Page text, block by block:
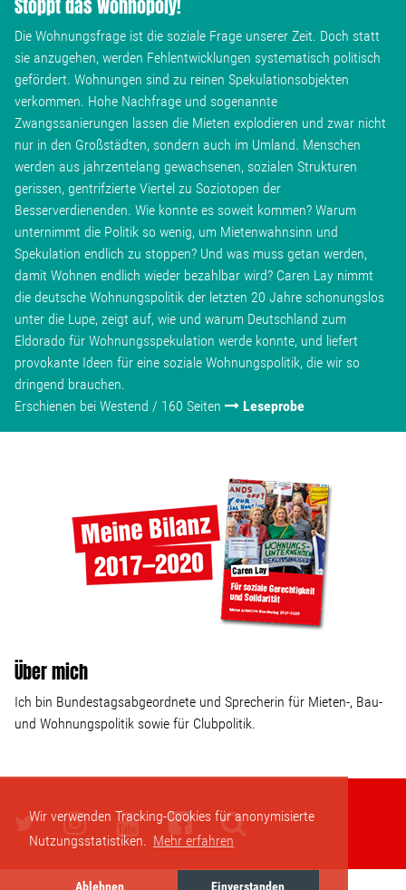
Wir verwenden Tracking-Cookies für anonymisierte
Nutzungsstatistiken. Mehr erfahren
Stoppt das Wohnopoly!
Die Wohnungsfrage ist die soziale Frage unserer Zeit. Doch statt
sie anzugehen, werden Fehlentwicklungen systematisch politisch
gefördert. Wohnungen sind zu reinen Spekulationsobjekten
verkommen. Hohe Nachfrage und sogenannte
Zwangssanierungen lassen die Mieten explodieren und zwar nicht
nur in den Großstädten, sondern auch im Umland. Menschen
werden aus jahrzentelang gewachsenen, sozialen Strukturen
gerissen, gentrifzierte Viertel zu Soziotopen der
Besserverdienenden. Wie konnte es soweit kommen? Warum
unternimmt die Politik so wenig, um Mietenwahnsinn und
Spekulation endlich zu stoppen? Und was muss getan werden,
damit Wohnen endlich wieder bezahlbar wird? Caren Lay nimmt
die deutsche Wohnungspolitik der letzten 20 Jahre schonungslos
unter die Lupe, zeigt auf, wie und warum Deutschland zum
Eldorado für Wohnungsspekulation werde konnte, und liefert
provokante Ideen für eine soziale Wohnungspolitik, die wir so
dringend brauchen.
Erschienen bei Westend / 160 Seiten
Leseprobe
Über mich
Ich bin Bundestagsabgeordnete und Sprecherin für Mieten-, Bau-
und Wohnungspolitik sowie für Clubpolitik.